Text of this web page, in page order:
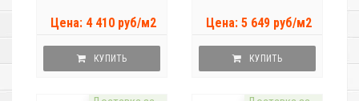
Цена: 4 410 руб/м2
КУПИТЬ
Цена: 5 649 руб/м2
КУПИТЬ